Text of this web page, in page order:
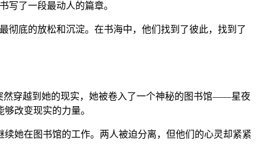
写了一段最动人的篇章。
彻底的放松和沉淀。在书海中，他们找到了彼此，找到了
然穿越到她的现实，她被卷入了一个神秘的图书馆——星夜
改变现实的力量。
她在图书馆的工作。两人被迫分离，但他们的心灵却紧紧